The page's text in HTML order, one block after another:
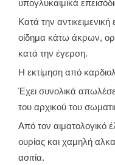
υπογλυκαιμικά
Κατά την αντικειμενική
οίδημα κάτω άκρων,
κατά την έγερση.
Η εκτίμηση από
Έχει συνολικά
του αρχικού του
Από τον αιματολογικό
ουρίας και χαμηλή
ασιτία.